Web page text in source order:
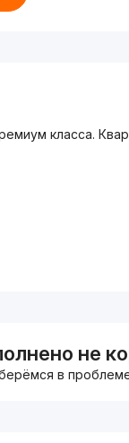
класса.
Darkhan Avenue
не
в